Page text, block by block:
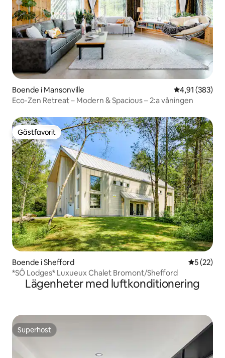
Boende i Mansonville 4,91 av 5 i
4,91 (383)
Eco-Zen Retreat – Modern & Spacious – 2:a våningen
Gästfavorit
Gästfavorit
Boende i Shefford 5 av 5 i
5 (22)
*SÔ Lodges* Luxueux Chalet Bromont/Shefford
Lägenheter med luftkonditionering
Superhost
Superhost